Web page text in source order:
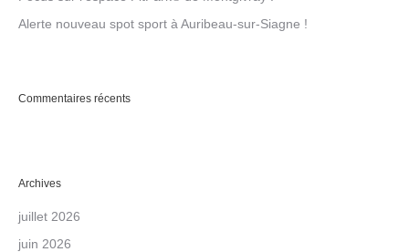
Alerte nouveau spot sport à Auribeau-sur-Siagne !
Commentaires récents
Archives
juillet 2026
juin 2026